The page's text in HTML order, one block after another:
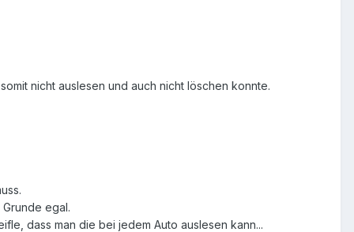
nicht auslesen und auch nicht löschen konnte.
egal.
dass man die bei jedem Auto auslesen kann...